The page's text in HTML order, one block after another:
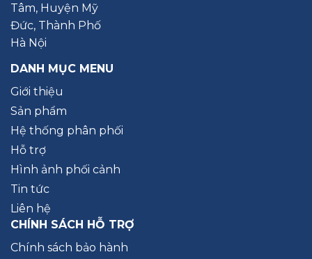
Tâm, Huyện Mỹ
Đức, Thành Phố
Hà Nội
DANH MỤC MENU
Giới thiệu
Sản phẩm
Hệ thống phân phối
Hỗ trợ
Hình ảnh phối cảnh
Tin tức
Liên hệ
CHÍNH SÁCH HỖ TRỢ
Chính sách bảo hành